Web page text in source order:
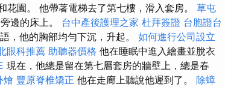
園。 他帶著電梯去了第七樓，滑入套房。 草屯
邊的床上。 台中產後護理之家 杜拜簽證 台胞證台
，他的胸部均勻下沉，升起。 如何進行公司設立
眼科推薦 助聽器價格 他在睡眠中進入繪畫並脫衣
現在，他總是留在第七層套房的牆壁上，總是春
燴 豐原脊椎矯正 他在走廊上聽說他遲到了。 除蟑